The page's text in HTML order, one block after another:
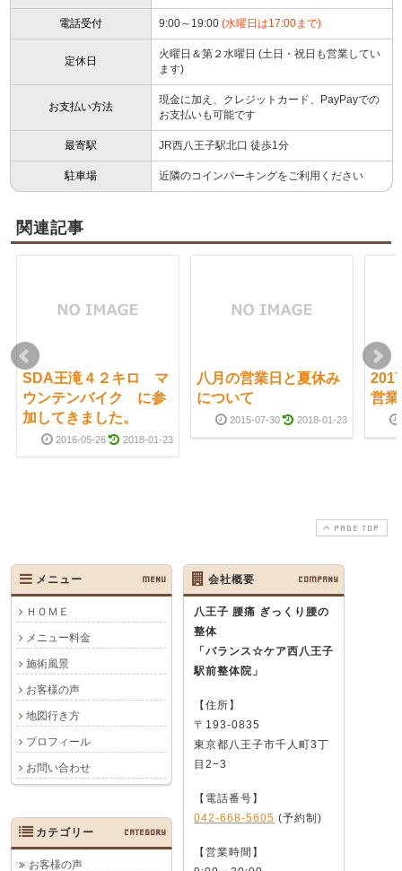
電話受付 9:00～19:00 (水曜日は17:00まで)
定休日
火曜日＆第２水曜日 (土日・祝日も営業してい
ます)
お支払い方法
現金に加え、クレジットカード、PayPayでの
お支払いも可能です
最寄駅 JR西八王子駅北口 徒歩1分
駐車場 近隣のコインパーキングをご利用ください
関連記事
SDA王滝４２キロ マ
ウンテンバイク に参
加してきました。
2016-05-26 2018-01-23
八月の営業日と夏休み
について
2015-07-30 2018-01-23
営業
PAGE TOP
メニュー MENU
ＨＯＭＥ
メニュー料金
施術風景
お客様の声
地図行き方
プロフィール
お問い合わせ
会社概要 COMPANY
八王子 腰痛 ぎっくり腰の
整体
「バランス☆ケア西八王子
駅前整体院」
【住所】
〒193-0835
東京都八王子市千人町3丁
目2−3
【電話番号】
042-668-5605 (予約制)
【営業時間】
カテゴリー CATEGORY
お客様の声